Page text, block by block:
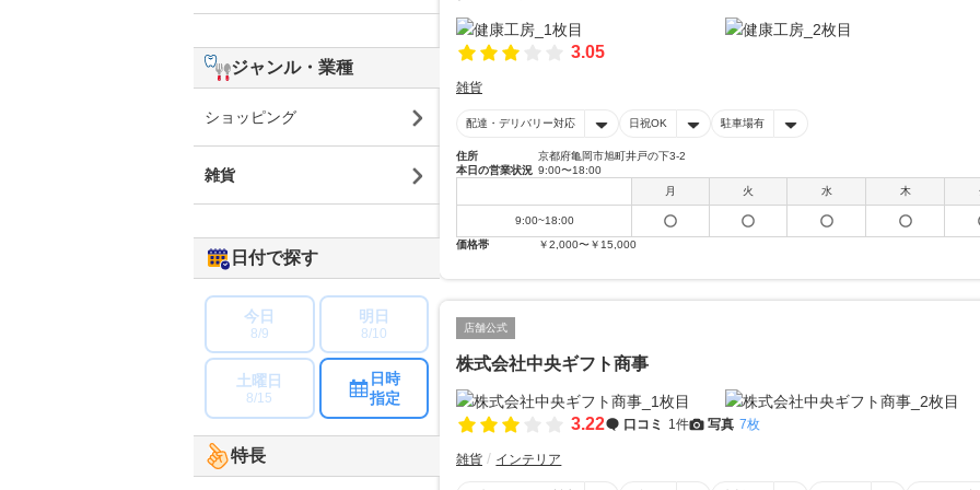
3.05
雑貨
配達・デリバリー対応 日祝OK 駐車場有
住所
京都府亀岡市旭町井戸の下3-2
本日の営業状況 9:00〜18:00
月
火 水 木
9:00~18:00
価格帯
￥2,000〜￥15,000
店舗公式
株式会社中央ギフト商事
3.22 口コミ 1件 写真 7枚
雑貨 インテリア
ジャンル・業種
ショッピング
雑貨
日付で探す
今日
8/9
明日
8/10
土曜日
8/15
日時
指定
特長